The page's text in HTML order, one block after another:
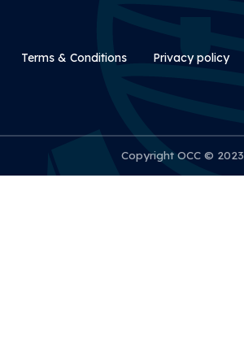
Rodapé Secundário
Terms & Conditions Privacy policy
Copyright OCC © 2023